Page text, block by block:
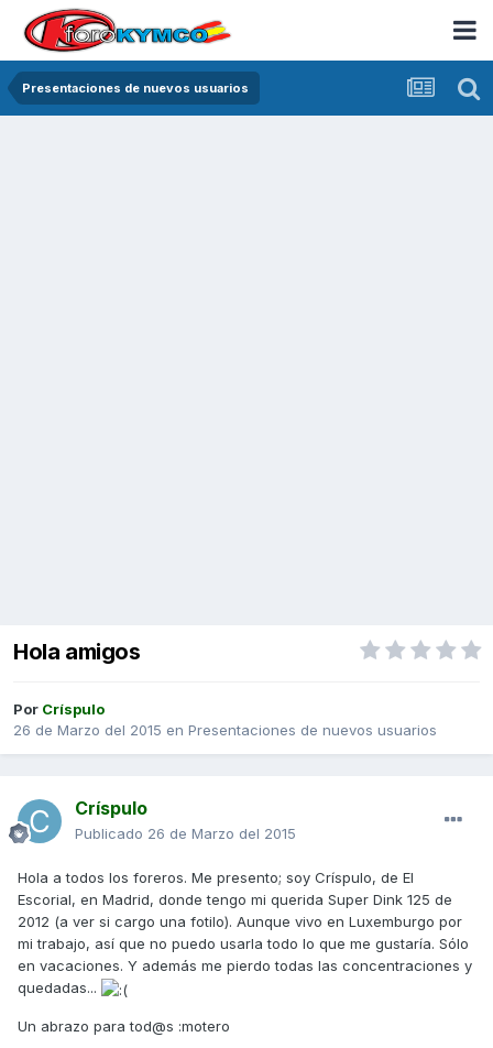
Presentaciones de nuevos usuarios
Hola amigos
Por Críspulo
26 de Marzo del 2015 en Presentaciones de nuevos usuarios
Críspulo
Publicado 26 de Marzo del 2015
Hola a todos los foreros. Me presento; soy Críspulo, de El
Escorial, en Madrid, donde tengo mi querida Super Dink 125 de
2012 (a ver si cargo una fotilo). Aunque vivo en Luxemburgo por
mi trabajo, así que no puedo usarla todo lo que me gustaría. Sólo
en vacaciones. Y además me pierdo todas las concentraciones y
quedadas...
Un abrazo para tod@s :motero